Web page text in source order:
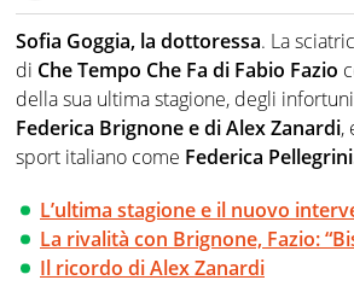
Per lui gli sport americani non
innata di trovare la notizia dove
Sofia Goggia, la dottoressa. La
di Che Tempo Che Fa di Fabio Fazio
della sua ultima stagione, degli
Federica Brignone e di Alex Zanardi,
sport italiano come Federica
L’ultima stagione e il nuovo
La rivalità con Brignone, Fazio:
Il ricordo di Alex Zanardi